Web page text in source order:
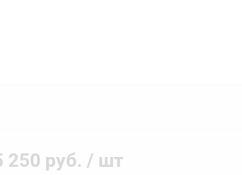
250 руб. / шт